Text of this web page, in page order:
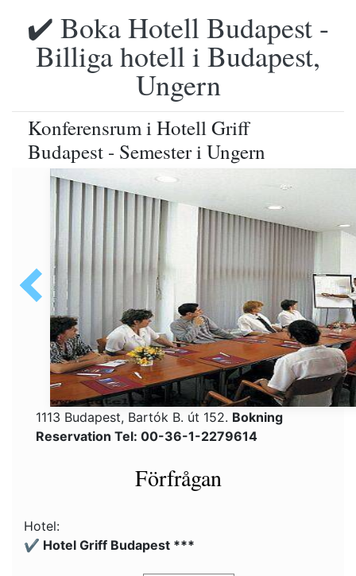
✔️ Boka Hotell Budapest -
Billiga hotell i Budapest,
Ungern
Konferensrum i Hotell Griff
Budapest - Semester i Ungern
1113 Budapest, Bartók B. út 152. Bokning
Reservation Tel: 00-36-1-2279614
Förfrågan
Hotel:
✔️ Hotel Griff Budapest ***